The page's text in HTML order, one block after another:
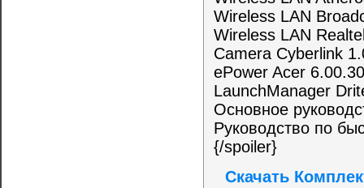
Wireless LAN
Wireless LAN
Camera Cyberlink
ePower Acer
LaunchManager
Основное
Руководство по
{/spoiler}
Скачать